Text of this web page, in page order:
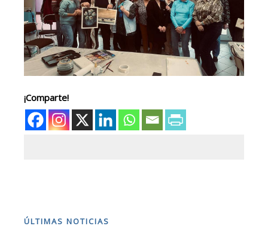
¡Comparte!
ÚLTIMAS NOTICIAS